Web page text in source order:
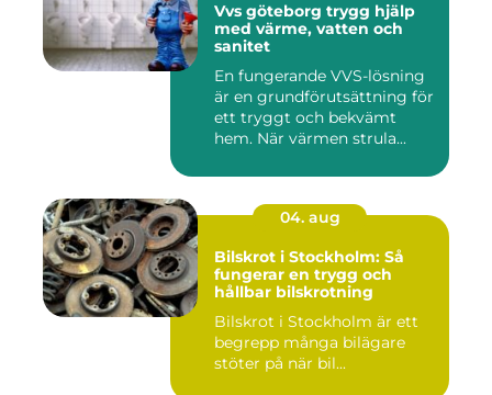
Vvs göteborg trygg hjälp
med värme, vatten och
sanitet
En fungerande VVS-lösning
är en grundförutsättning för
ett tryggt och bekvämt
hem. När värmen strula...
04. aug
Bilskrot i Stockholm: Så
fungerar en trygg och
hållbar bilskrotning
Bilskrot i Stockholm är ett
begrepp många bilägare
stöter på när bil...